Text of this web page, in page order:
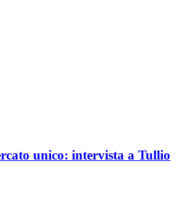
unico: intervista a Tullio